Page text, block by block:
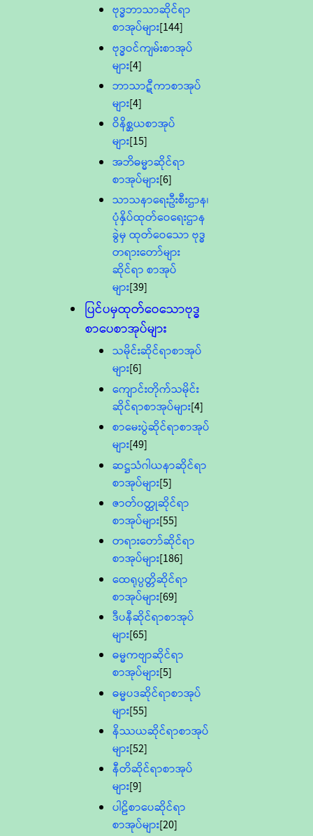
ဗုဒ္ဓဘာသာဆိုင်ရာ
စာအုပ်များ[144]
ဗုဒ္ဓဝင်ကျမ်းစာအုပ်
များ[4]
ဘာသာဋီကာစာအုပ်
များ[4]
ဝိနိစ္ဆယစာအုပ်
များ[15]
အဘိဓမ္မာဆိုင်ရာ
စာအုပ်များ[6]
သာသနာရေးဦးစီးဌာန၊
ပုံနှိပ်ထုတ်ဝေရေးဌာန
ခွဲမှ ထုတ်ဝေသော ဗုဒ္ဓ
တရားတော်များ
ဆိုင်ရာ စာအုပ်
များ[39]
ပြင်ပမှထုတ်ဝေသောဗုဒ္ဓ
စာပေစာအုပ်များ
သမိုင်းဆိုင်ရာစာအုပ်
များ[6]
ကျောင်းတိုက်သမိုင်း
ဆိုင်ရာစာအုပ်များ[4]
စာမေးပွဲဆိုင်ရာစာအုပ်
များ[49]
ဆဋ္ဌသံဂါယနာဆိုင်ရာ
စာအုပ်များ[5]
ဇာတ်၀တ္ထုဆိုင်ရာ
စာအုပ်များ[55]
တရားတော်ဆိုင်ရာ
စာအုပ်များ[186]
ထေရုပ္ပတ္တိဆိုင်ရာ
စာအုပ်များ[69]
ဒီပနီဆိုင်ရာစာအုပ်
များ[65]
ဓမ္မကဗျာဆိုင်ရာ
စာအုပ်များ[5]
ဓမ္မပဒဆိုင်ရာစာအုပ်
များ[55]
နိဿယဆိုင်ရာစာအုပ်
များ[52]
နီတိဆိုင်ရာစာအုပ်
များ[9]
ပါဠိစာပေဆိုင်ရာ
စာအုပ်များ[20]